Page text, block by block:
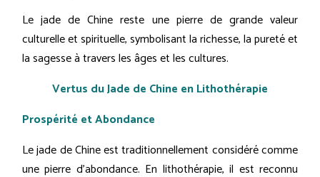
Le jade de Chine reste une pierre de grande valeur
culturelle et spirituelle, symbolisant la richesse, la pureté et
la sagesse à travers les âges et les cultures.
Vertus du Jade de Chine en Lithothérapie
Prospérité et Abondance
Le jade de Chine est traditionnellement considéré comme
une pierre d'abondance. En lithothérapie, il est reconnu